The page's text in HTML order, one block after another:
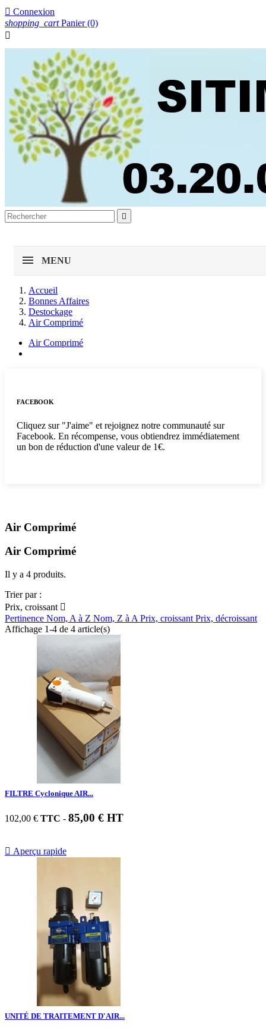
 Connexion
shopping_cart Panier (0)


MENU
Accueil
Bonnes Affaires
Destockage
Air Comprimé
Air Comprimé
FACEBOOK
Cliquez sur "J'aime" et rejoignez notre communauté sur
Facebook. En récompense, vous obtiendrez immédiatement
un bon de réduction d'une valeur de 1€.
Air Comprimé
Air Comprimé
Il y a 4 produits.
Trier par :
Prix, croissant 
Pertinence Nom, A à Z Nom, Z à A Prix, croissant Prix, décroissant
Affichage 1-4 de 4 article(s)
FILTRE Cyclonique AIR...
102,00 € TTC - 85,00 € HT
 Aperçu rapide
UNITÉ DE TRAITEMENT D'AIR...